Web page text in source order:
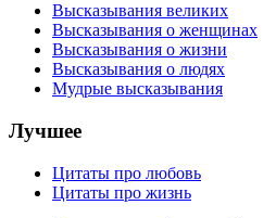
Высказывания великих
Высказывания о женщинах
Высказывания о жизни
Высказывания о людях
Мудрые высказывания
Лучшее
Цитаты про любовь
Цитаты про жизнь